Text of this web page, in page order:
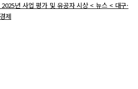
년 사업 평가 및 유공자 시상 < 뉴스 < 대구·
제